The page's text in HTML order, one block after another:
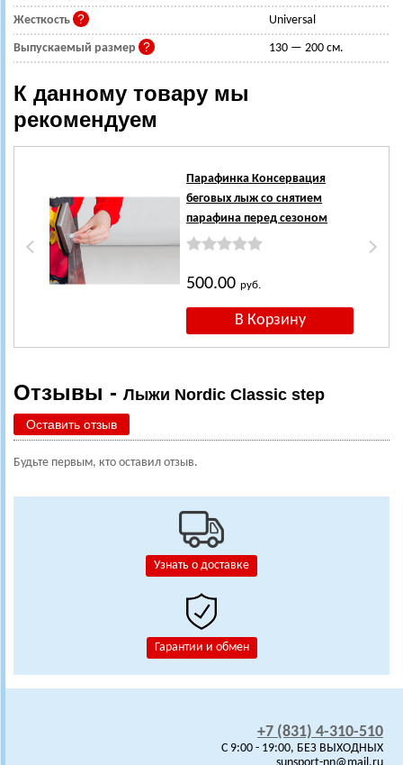
Узнать о доставке
Гарантии и обмен
Жесткость Universal
Выпускаемый размер 130 — 200 см.
К данному товару мы
рекомендуем
Парафинка Консервация
беговых лыж со снятием
парафина перед сезоном
500.00руб.
Отзывы - Лыжи Nordic Classic step
Оставить отзыв
Будьте первым, кто оставил отзыв.
+7 (831) 4-310-510
C 9:00 - 19:00, БЕЗ ВЫХОДНЫХ